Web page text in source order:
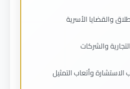
والقضايا الأسرية
والشركات
الاستشارة وأتعاب التمثيل